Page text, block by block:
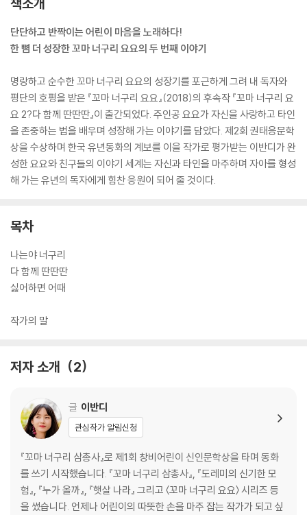
단단하고 반짝이는 어린이 마음을 노래하다!
한 뼘 더 성장한 꼬마 너구리 요요의 두 번째 이야기
명랑하고 순수한 꼬마 너구리 요요의 성장기를 포근하게 그려 내 독자와
평단의 호평을 받은 『꼬마 너구리 요요』(2018)의 후속작 『꼬마 너구리 요
요 2?다 함께 딴딴딴』이 출간되었다. 주인공 요요가 자신을 사랑하고 타인
을 존중하는 법을 배우며 성장해 가는 이야기를 담았다. 제2회 권태응문학
상을 수상하며 한국 유년동화의 계보를 이을 작가로 평가받는 이반디가 완
성한 요요와 친구들의 이야기 세계는 자신과 타인을 마주하며 자아를 형성
해 가는 유년의 독자에게 힘찬 응원이 되어 줄 것이다.
목차
나는야 너구리
다 함께 딴딴딴
싫어하면 어때
작가의 말
저자 소개 2
글 이반디
관심작가 알림신청
『꼬마 너구리 삼총사』로 제1회 창비어린이 신인문학상을 타며 동화
를 쓰기 시작했습니다. 『꼬마 너구리 삼총사』, 『도레미의 신기한 모
험』, 『누가 올까』, 『햇살 나라』 그리고 〈꼬마 너구리 요요〉 시리즈 등
을 썼습니다. 언제나 어린이의 따뜻한 손을 마주 잡는 작가가 되고 싶